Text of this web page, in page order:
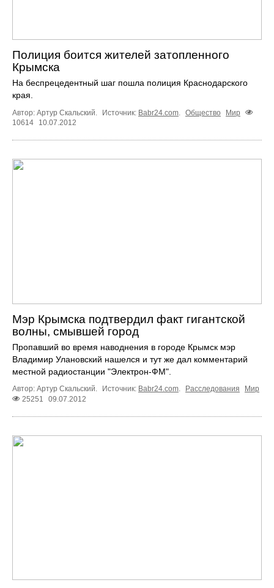
Полиция боится жителей затопленного
Крымска
На беспрецедентный шаг пошла полиция Краснодарского
края.
Автор: Артур Скальский. Источник: Babr24.com. Общество
Мир
10614
10.07.2012
Мэр Крымска подтвердил факт гигантской
волны, смывшей город
Пропавший во время наводнения в городе Крымск мэр
Владимир Улановский нашелся и тут же дал комментарий
местной радиостанции "Электрон-ФМ".
Автор: Артур Скальский. Источник: Babr24.com Расследования
Мир
25251
09.07.2012